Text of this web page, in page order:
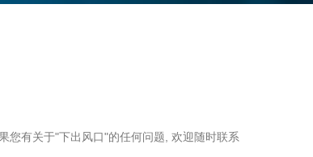
您有关于"下出风口"的任何问题, 欢迎随时联系